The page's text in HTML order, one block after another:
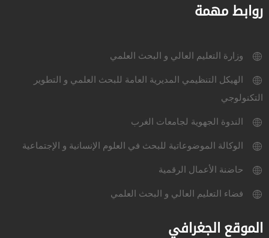
روابط مهمة
وزارة التعليم العالي و البحث العلمي
الهيكل التنظيمي المديرية العامة للبحث العلمي و التطوير
التكنولوجي
الندوة الجهوية لجامعات الغرب
الوكالة الموضوعاتية للبحث في العلوم الإنسانية و الإجتماعية
حاضنة الأعمال الرقمية
فضاء التعليم العالي و البحث العلمي
الموقع الجغرافي